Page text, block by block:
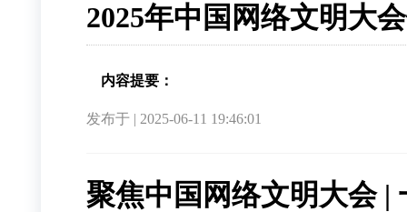
2025年中国网络文明大
内容提要：
发布于 | 2025-06-11 19:46:01
聚焦中国网络文明大会 |